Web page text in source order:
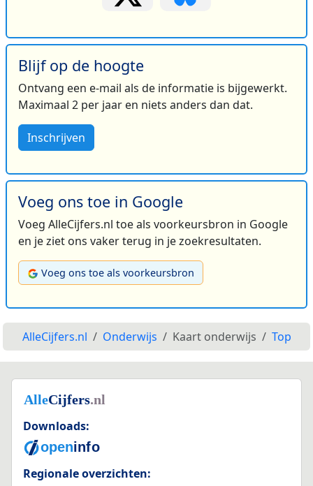
Blijf op de hoogte
Ontvang een e-mail als de informatie is bijgewerkt.
Maximaal 2 per jaar en niets anders dan dat.
Inschrijven
Voeg ons toe in Google
Voeg AlleCijfers.nl toe als voorkeursbron in Google
en je ziet ons vaker terug in je zoekresultaten.
Voeg ons toe als voorkeursbron
AlleCijfers.nl Onderwijs Kaart onderwijs Top
Downloads:
Regionale overzichten: